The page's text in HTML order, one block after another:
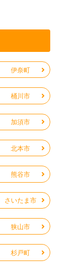
伊奈町
桶川市
加須市
北本市
熊谷市
さいたま市
狭山市
杉戸町